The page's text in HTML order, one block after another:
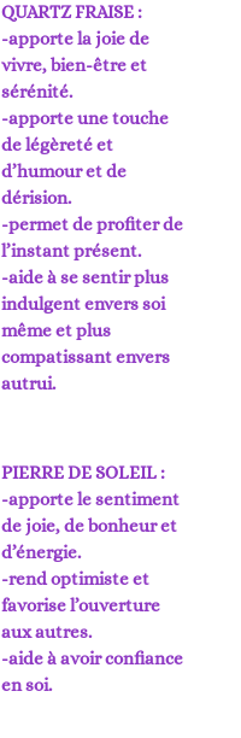
QUARTZ FRAISE :
-apporte la joie de
vivre, bien-être et
sérénité.
-apporte une touche
de légèreté et
d’humour et de
dérision.
-permet de profiter de
l’instant présent.
-aide à se sentir plus
indulgent envers soi
même et plus
compatissant envers
autrui.
PIERRE DE SOLEIL :
-apporte le sentiment
de joie, de bonheur et
d’énergie.
-rend optimiste et
favorise l’ouverture
aux autres.
-aide à avoir confiance
en soi.